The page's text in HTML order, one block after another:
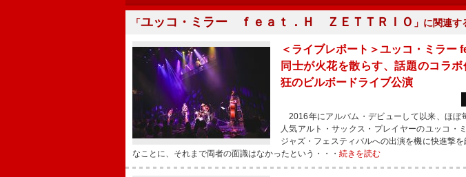
「ユッコ・ミラー ｆｅａｔ．Ｈ ＺＥＴＴＲＩＯ 」に関連す
＜ライブレポート＞ユッコ・ミラー
同士が火花を散らす、話題のコラ
狂のビルボードライブ公演
2016年にアルバム・デビューして以来、ほぼ
人気アルト・サックス・プレイヤーのユッコ・
ジャズ・フェスティバルへの出演を機に快進撃
なことに、それまで両者の面識はなかったという・・・ 続きを読む